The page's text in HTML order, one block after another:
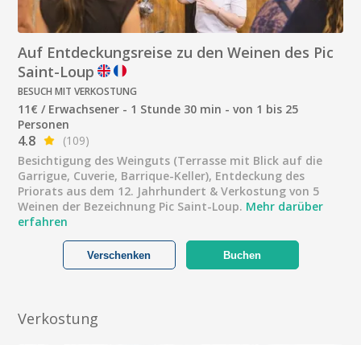
Auf Entdeckungsreise zu den Weinen des Pic
Saint-Loup
BESUCH MIT VERKOSTUNG
11€ / Erwachsener - 1 Stunde 30 min - von 1 bis 25
Personen
4.8
(109)
Besichtigung des Weinguts (Terrasse mit Blick auf die
Garrigue, Cuverie, Barrique-Keller), Entdeckung des
Priorats aus dem 12. Jahrhundert & Verkostung von 5
Weinen der Bezeichnung Pic Saint-Loup. Mehr darüber
erfahren
Buchen
Verschenken
Verkostung